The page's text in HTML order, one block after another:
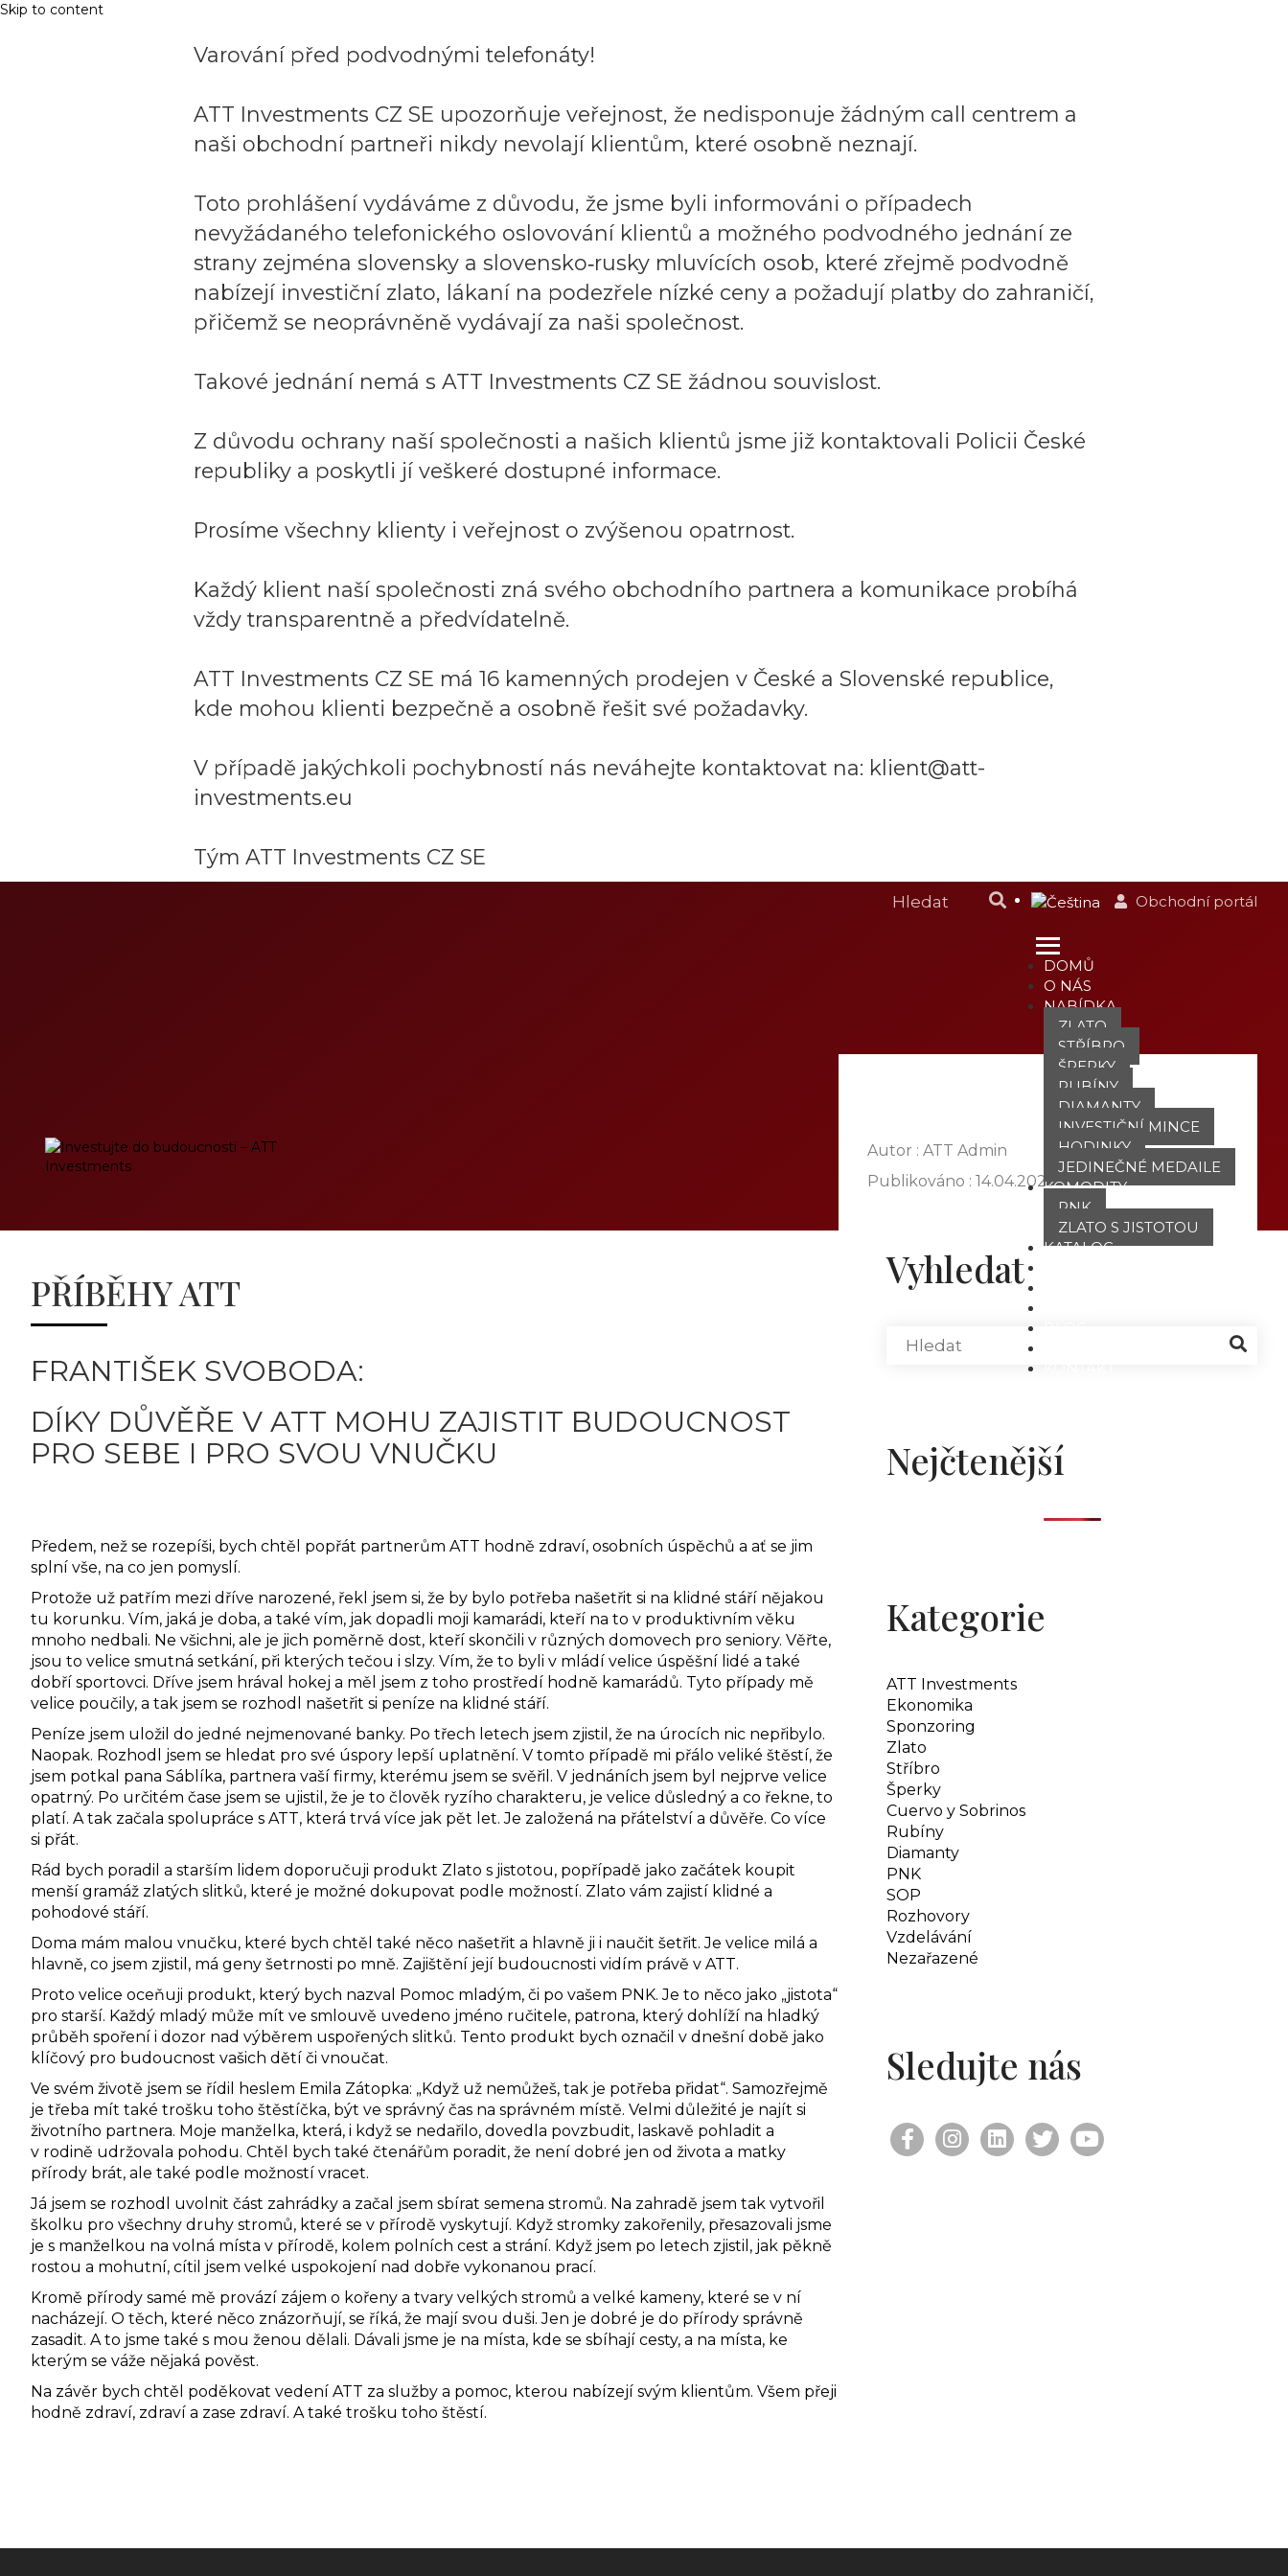
Skip to content
Varování před podvodnými telefonáty!
ATT Investments CZ SE upozorňuje veřejnost, že nedisponuje žádným call centrem a
naši obchodní partneři nikdy nevolají klientům, které osobně neznají.
Toto prohlášení vydáváme z důvodu, že jsme byli informováni o případech
nevyžádaného telefonického oslovování klientů a možného podvodného jednání ze
strany zejména slovensky a slovensko‑rusky mluvících osob, které zřejmě podvodně
nabízejí investiční zlato, lákaní na podezřele nízké ceny a požadují platby do zahraničí,
přičemž se neoprávněně vydávají za naši společnost.
Takové jednání nemá s ATT Investments CZ SE žádnou souvislost.
Z důvodu ochrany naší společnosti a našich klientů jsme již kontaktovali Policii České
republiky a poskytli jí veškeré dostupné informace.
Prosíme všechny klienty i veřejnost o zvýšenou opatrnost.
Každý klient naší společnosti zná svého obchodního partnera a komunikace probíhá
vždy transparentně a předvídatelně.
ATT Investments CZ SE má 16 kamenných prodejen v České a Slovenské republice,
kde mohou klienti bezpečně a osobně řešit své požadavky.
V případě jakýchkoli pochybností nás neváhejte kontaktovat na: klient@att-
investments.eu
Tým ATT Investments CZ SE
Obchodní portál
DOMŮ
O NÁS
NABÍDKA
ZLATO
STŘÍBRO
ŠPERKY
RUBÍNY
DIAMANTY
INVESTIČNÍ MINCE
HODINKY
JEDINEČNÉ MEDAILE
KOMODITY
PNK
ZLATO S JISTOTOU
KATALOG
Autor : ATT Admin
Publikováno :14.04.2021
PŘÍBĚHY ATT
FRANTIŠEK SVOBODA:
DÍKY DŮVĚŘE V ATT MOHU ZAJISTIT BUDOUCNOST
PRO SEBE I PRO SVOU VNUČKU
Předem, než se rozepíši, bych chtěl popřát partnerům ATT hodně zdraví, osobních úspěchů a ať se jim
splní vše, na co jen pomyslí.
Protože už patřím mezi dříve narozené, řekl jsem si, že by bylo potřeba našetřit si na klidné stáří nějakou
tu korunku. Vím, jaká je doba, a také vím, jak dopadli moji kamarádi, kteří na to v produktivním věku
mnoho nedbali. Ne všichni, ale je jich poměrně dost, kteří skončili v různých domovech pro seniory. Věřte,
jsou to velice smutná setkání, při kterých tečou i slzy. Vím, že to byli v mládí velice úspěšní lidé a také
dobří sportovci. Dříve jsem hrával hokej a měl jsem z toho prostředí hodně kamarádů. Tyto případy mě
velice poučily, a tak jsem se rozhodl našetřit si peníze na klidné stáří.
Peníze jsem uložil do jedné nejmenované banky. Po třech letech jsem zjistil, že na úrocích nic nepřibylo.
Naopak. Rozhodl jsem se hledat pro své úspory lepší uplatnění. V tomto případě mi přálo veliké štěstí, že
jsem potkal pana Sáblíka, partnera vaší firmy, kterému jsem se svěřil. V jednáních jsem byl nejprve velice
opatrný. Po určitém čase jsem se ujistil, že je to člověk ryzího charakteru, je velice důsledný a co řekne, to
platí. A tak začala spolupráce s ATT, která trvá více jak pět let. Je založená na přátelství a důvěře. Co více
si přát.
Rád bych poradil a starším lidem doporučuji produkt Zlato s jistotou, popřípadě jako začátek koupit
menší gramáž zlatých slitků, které je možné dokupovat podle možností. Zlato vám zajistí klidné a
pohodové stáří.
Doma mám malou vnučku, které bych chtěl také něco našetřit a hlavně ji i naučit šetřit. Je velice milá a
hlavně, co jsem zjistil, má geny šetrnosti po mně. Zajištění její budoucnosti vidím právě v ATT.
Proto velice oceňuji produkt, který bych nazval Pomoc mladým, či po vašem PNK. Je to něco jako „jistota“
pro starší. Každý mladý může mít ve smlouvě uvedeno jméno ručitele, patrona, který dohlíží na hladký
průběh spoření i dozor nad výběrem uspořených slitků. Tento produkt bych označil v dnešní době jako
klíčový pro budoucnost vašich dětí či vnoučat.
Ve svém životě jsem se řídil heslem Emila Zátopka: „Když už nemůžeš, tak je potřeba přidat“. Samozřejmě
je třeba mít také trošku toho štěstíčka, být ve správný čas na správném místě. Velmi důležité je najít si
životního partnera. Moje manželka, která, i když se nedařilo, dovedla povzbudit, laskavě pohladit a
v rodině udržovala pohodu. Chtěl bych také čtenářům poradit, že není dobré jen od života a matky
přírody brát, ale také podle možností vracet.
Já jsem se rozhodl uvolnit část zahrádky a začal jsem sbírat semena stromů. Na zahradě jsem tak vytvořil
školku pro všechny druhy stromů, které se v přírodě vyskytují. Když stromky zakořenily, přesazovali jsme
je s manželkou na volná místa v přírodě, kolem polních cest a strání. Když jsem po letech zjistil, jak pěkně
rostou a mohutní, cítil jsem velké uspokojení nad dobře vykonanou prací.
Kromě přírody samé mě provází zájem o kořeny a tvary velkých stromů a velké kameny, které se v ní
nacházejí. O těch, které něco znázorňují, se říká, že mají svou duši. Jen je dobré je do přírody správně
zasadit. A to jsme také s mou ženou dělali. Dávali jsme je na místa, kde se sbíhají cesty, a na místa, ke
kterým se váže nějaká pověst.
Na závěr bych chtěl poděkovat vedení ATT za služby a pomoc, kterou nabízejí svým klientům. Všem přeji
hodně zdraví, zdraví a zase zdraví. A také trošku toho štěstí.
Vyhledat
Nejčtenější
Kategorie
ATT Investments
Ekonomika
Sponzoring
Zlato
Stříbro
Šperky
Cuervo y Sobrinos
Rubíny
Diamanty
PNK
SOP
Rozhovory
Vzdelávání
Nezařazené
Sledujte nás